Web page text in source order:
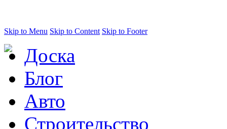
Skip to Menu Skip to Content Skip to Footer
Доска
Блог
Авто
Строительство